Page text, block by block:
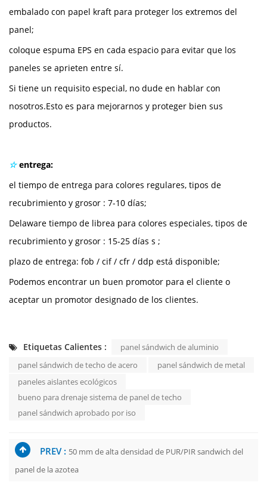
embalado con papel kraft para proteger los extremos del
panel;
coloque espuma EPS en cada espacio para evitar que los
paneles se aprieten entre sí.
Si tiene un requisito especial, no dude en hablar con
nosotros.Esto es para mejorarnos y proteger bien sus
productos.
☆entrega:
el tiempo de entrega para colores regulares, tipos de
recubrimiento y grosor : 7-10 días;
Delaware tiempo de librea para colores especiales, tipos de
recubrimiento y grosor : 15-25 días s ;
plazo de entrega: fob / cif / cfr / ddp está disponible;
Podemos encontrar un buen promotor para el cliente o
aceptar un promotor designado de los clientes.
Etiquetas Calientes :
panel sándwich de aluminio
panel sándwich de techo de acero
panel sándwich de metal
paneles aislantes ecológicos
bueno para drenaje sistema de panel de techo
panel sándwich aprobado por iso
PREV : 50 mm de alta densidad de PUR/PIR sandwich del
panel de la azotea